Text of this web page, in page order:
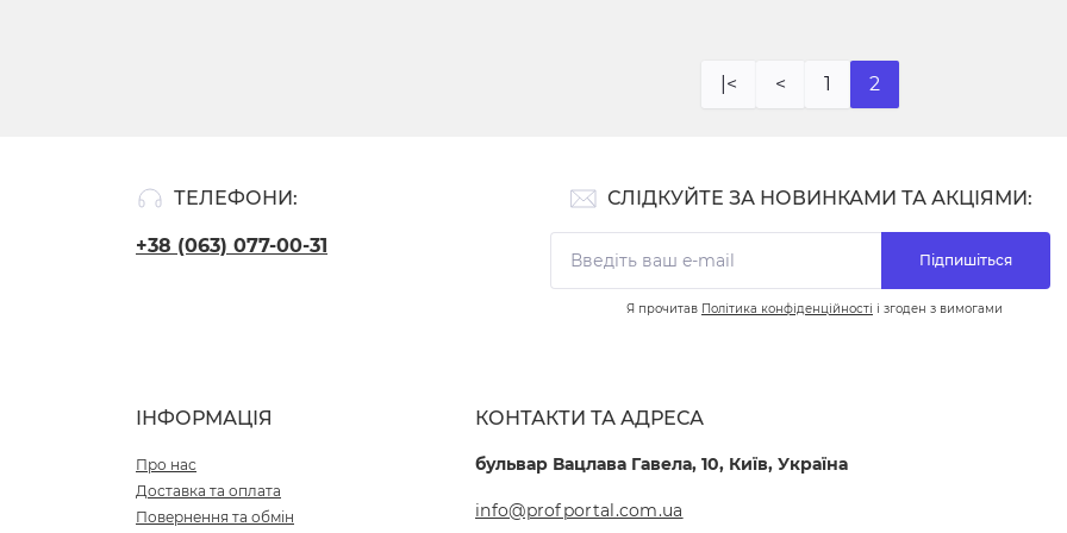
|< < 1 2
ТЕЛЕФОНИ:
+38 (063) 077-00-31
СЛІДКУЙТЕ ЗА НОВИНКАМИ ТА АКЦІЯМИ:
Підпишіться
Я прочитав Політика конфіденційності і згоден з вимогами
ІНФОРМАЦІЯ
Про нас
Доставка та оплата
Повернення та обмін
КОНТАКТИ ТА АДРЕСА
бульвар Вацлава Гавела, 10, Київ, Україна
info@profportal.com.ua